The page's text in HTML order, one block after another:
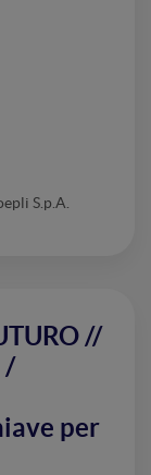
S.p.A.
//
/
per